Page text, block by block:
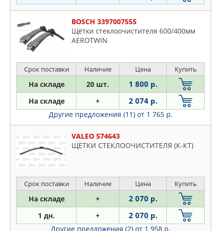
BOSCH 3397007555
Щётки стеклоочистителя 600/400мм
AEROTWIN
Срок поставки Наличие Цена Купить
На складе 20 шт. 1 800 р.
На складе + 2 074 р.
Другие предложения (11) от 1 765 р.
VALEO 574643
ЩЕТКИ СТЕКЛООЧИСТИТЕЛЯ (К-КТ)
Срок поставки Наличие Цена Купить
На складе + 2 070 р.
1 дн. + 2 070 р.
Другие предложения (2) от 1 958 р.